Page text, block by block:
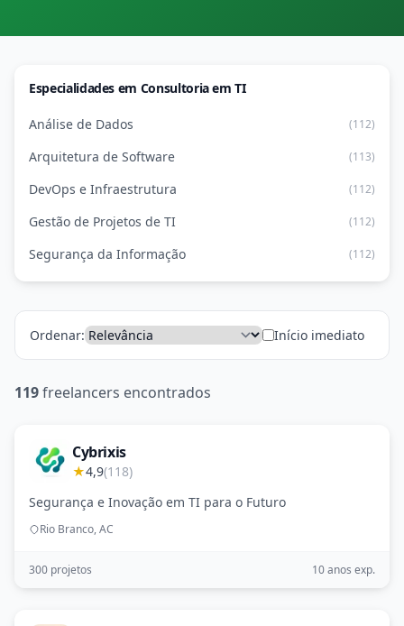
Especialidades em Consultoria em TI
Análise de Dados (112)
Arquitetura de Software (113)
DevOps e Infraestrutura (112)
Gestão de Projetos de TI (112)
Segurança da Informação (112)
Ordenar: Início imediato
119freelancers encontrados
Cybrixis
★4,9(118)
Segurança e Inovação em TI para o Futuro
Rio Branco, AC
300 projetos 10 anos exp.